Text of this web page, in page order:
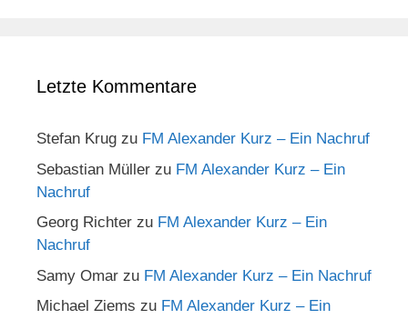
Letzte Kommentare
Stefan Krug zu FM Alexander Kurz – Ein Nachruf
Sebastian Müller zu FM Alexander Kurz – Ein
Nachruf
Georg Richter zu FM Alexander Kurz – Ein
Nachruf
Samy Omar zu FM Alexander Kurz – Ein Nachruf
Michael Ziems zu FM Alexander Kurz – Ein